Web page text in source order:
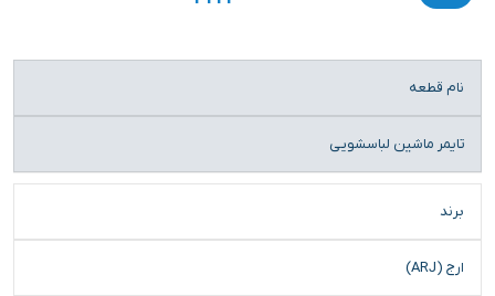
ویژگی
نام قطعه
تایمر ماشین لباسشویی
برند
ارج (ARJ)